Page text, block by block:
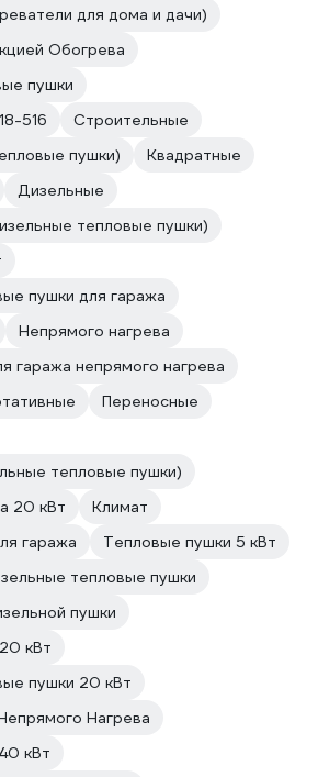
летний период -
и убирается
эту трубу
накладкой
все здесь же),
через
к качеству
при первом
напряжения
пришлось
общеобменной
так как
из
не большой,
невозможно,
для дома и дачи)
Обогрева
пушки
516
Строительные
пушки)
Квадратные
Дизельные
тепловые пушки)
пушки для гаража
Непрямого нагрева
гаража непрямого нагрева
Переносные
тепловые пушки)
20 кВт
Климат
гаража
Тепловые пушки 5 кВт
тепловые пушки
пушки
кВт
пушки 20 кВт
Нагрева
кВт